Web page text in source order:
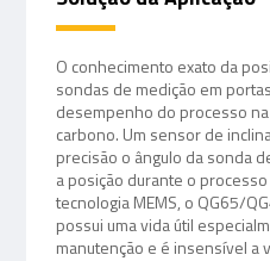
O conhecimento exato da
sondas de medição em
desempenho do processo
carbono. Um sensor de
precisão o ângulo da sonda
a posição durante o
tecnologia MEMS, o QG65/
possui uma vida útil
manutenção e é insensível a